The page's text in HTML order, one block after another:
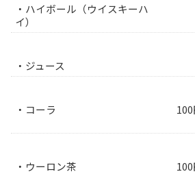
・ハイボール（ウイスキーハ
イ）
・ジュース
・コーラ
・ウーロン茶